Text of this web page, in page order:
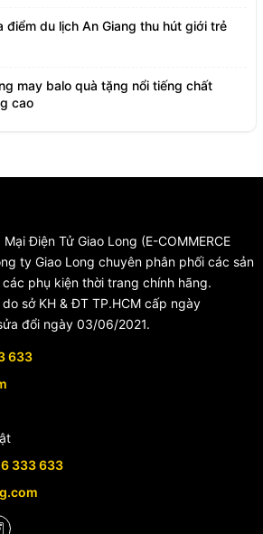
điểm du lịch An Giang thu hút giới trẻ
may balo quà tặng nổi tiếng chất
cao
Điện Tử Giao Long (E-COMMERCE
ty Giao Long chuyên phân phối các sản
phụ kiện thời trang chính hãng.
sở KH & ĐT TP.HCM cấp ngày
đổi ngày 03/06/2021.
633
333 633